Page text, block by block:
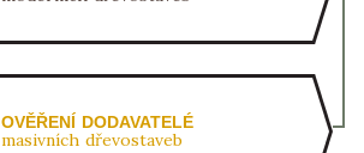
OVĚŘENÍ DODAVATELÉ
masivních dřevostaveb